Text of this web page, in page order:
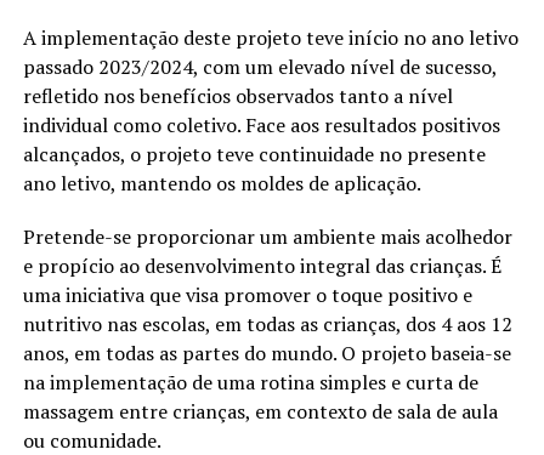
A implementação deste projeto teve início no ano letivo
passado 2023/2024, com um elevado nível de sucesso,
refletido nos benefícios observados tanto a nível
individual como coletivo. Face aos resultados positivos
alcançados, o projeto teve continuidade no presente
ano letivo, mantendo os moldes de aplicação.
Pretende-se proporcionar um ambiente mais acolhedor
e propício ao desenvolvimento integral das crianças. É
uma iniciativa que visa promover o toque positivo e
nutritivo nas escolas, em todas as crianças, dos 4 aos 12
anos, em todas as partes do mundo. O projeto baseia-se
na implementação de uma rotina simples e curta de
massagem entre crianças, em contexto de sala de aula
ou comunidade.